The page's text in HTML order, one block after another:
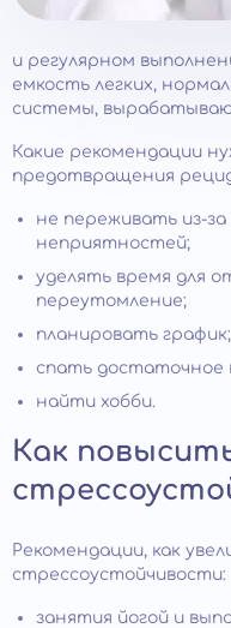
и регулярном
емкость легких,
системы,
Какие рекомендации
предотвращения
не переживать из-
неприятностей;
уделять время для
переутомление;
планировать график;
спать достаточное
найти хобби.
Как
Рекомендации, как
стрессоустойчивости:
занятия йогой и